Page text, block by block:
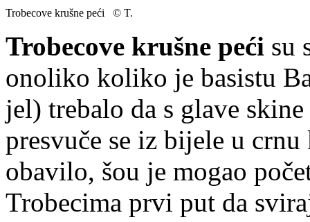
Trobecove krušne peći © T.
Trobecove krušne peći su
onoliko koliko je basistu
jel) trebalo da s glave
presvuče se iz bijele u
obavilo, šou je mogao
Trobecima prvi put da